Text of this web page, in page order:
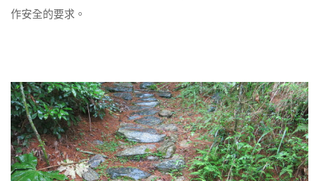
作安全的要求。